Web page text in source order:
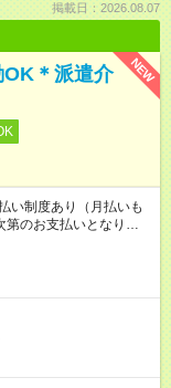
掲載日：2026.08.07
NEW
OK＊派遣介
制度あり（月払いも
のお支払いとなりま